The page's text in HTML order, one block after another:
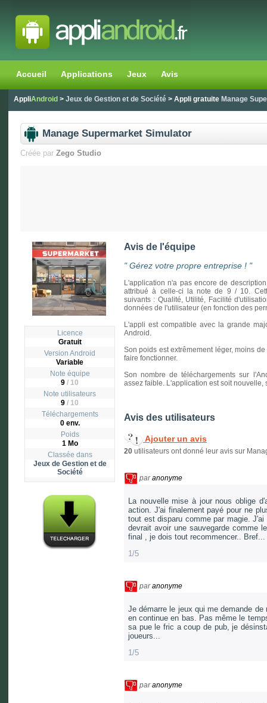
Accueil Applications Jeux Avis
AppliAndroid > Jeux de Gestion et de Société > Appli gratuite Manage
Manage Supermarket Simulator
Créée par Zego Studio
Licence
Gratuit
Version Android
Variable
Note équipe
9 / 10
Note utilisateurs
9 / 10
Téléchargements
0 env.
Poids
1 Mo
Classée dans
Jeux de Gestion et de
Société
Avis de l'équipe
"Gérez votre propre entreprise ! "
L'application n'a pas encore de
attribué à celle-ci la note de 9 / 10.
suivants : Qualité, Utilité, Facilité
données de l'utilisateur (en fonction des
L'appli est compatible avec la grande
Android.
Son poids est extrêmement léger, moins
faire fonctionner.
Son nombre de téléchargements sur
assez faible. L'application est soit
Avis des utilisateurs
Ajouter un avis
20 utilisateurs ont donné leur avis sur
paranonyme
La nouvelle mise à jour nous oblige
action. J'ai finalement payé pour ne
tout est disparu comme par magie.
devrait avoir une sauvegarde comme
final , je dois tout recommencer.. Bref...
1/5
paranonyme
Je démarre le jeux qui me demande
en continue en bas. Pas même le
sa pue le fric a coup de pub, je
joueurs...
1/5
paranonyme